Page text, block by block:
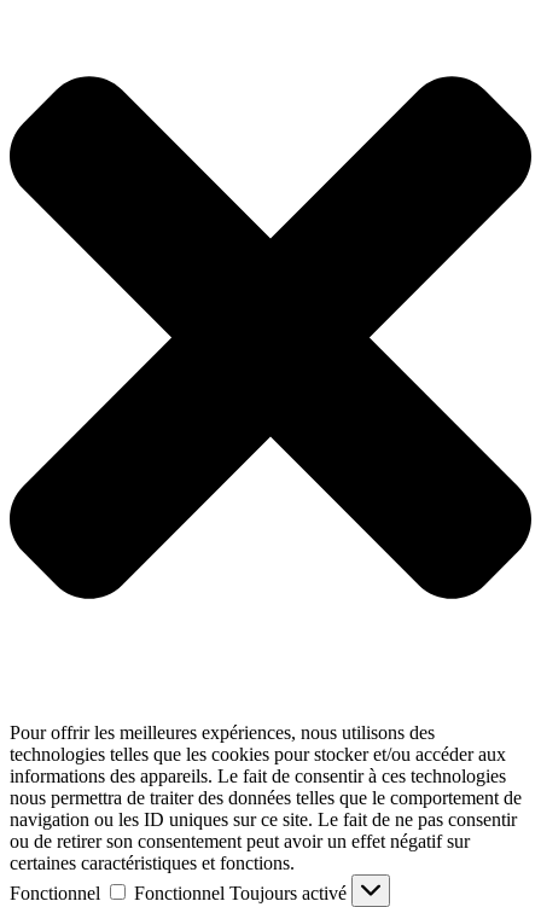
Pour offrir les meilleures expériences, nous utilisons des
technologies telles que les cookies pour stocker et/ou accéder aux
informations des appareils. Le fait de consentir à ces technologies
nous permettra de traiter des données telles que le comportement de
navigation ou les ID uniques sur ce site. Le fait de ne pas consentir
ou de retirer son consentement peut avoir un effet négatif sur
certaines caractéristiques et fonctions.
Fonctionnel
Fonctionnel Toujours activé